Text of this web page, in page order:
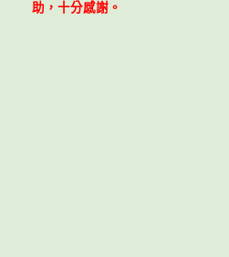
助，十分感謝。